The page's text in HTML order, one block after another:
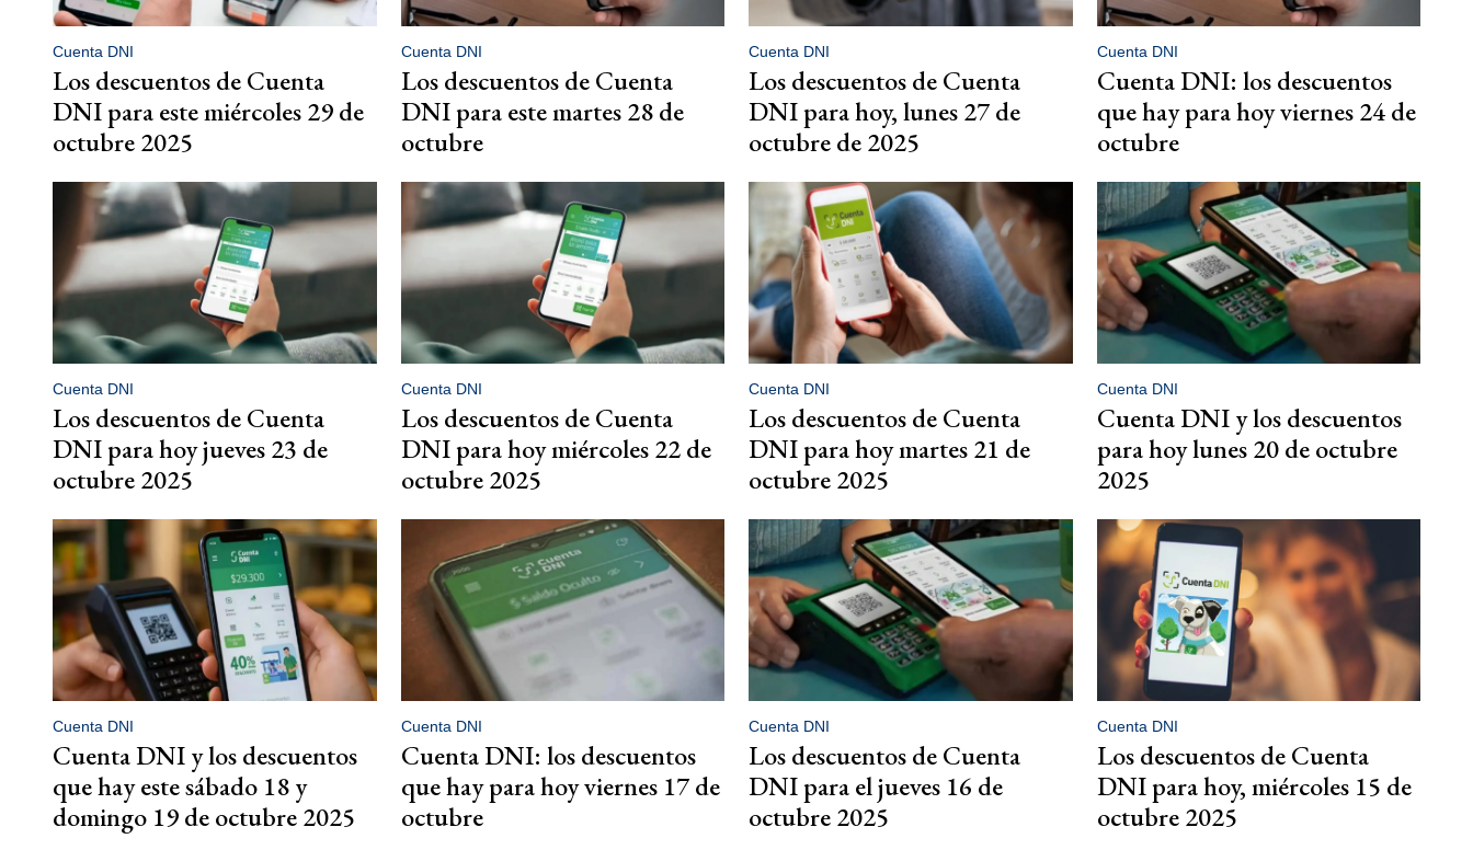
Cuenta DNI
Los descuentos de Cuenta
DNI para este miércoles 29 de
octubre 2025
Cuenta DNI
Los descuentos de Cuenta
DNI para este martes 28 de
octubre
Cuenta DNI
Los descuentos de Cuenta
DNI para hoy, lunes 27 de
octubre de 2025
Cuenta DNI
Cuenta DNI: los descuentos
que hay para hoy viernes 24 de
octubre
Cuenta DNI
Los descuentos de Cuenta
DNI para hoy jueves 23 de
octubre 2025
Cuenta DNI
Los descuentos de Cuenta
DNI para hoy miércoles 22 de
octubre 2025
Cuenta DNI
Los descuentos de Cuenta
DNI para hoy martes 21 de
octubre 2025
Cuenta DNI
Cuenta DNI y los descuentos
para hoy lunes 20 de octubre
2025
Cuenta DNI
Cuenta DNI y los descuentos
que hay este sábado 18 y
domingo 19 de octubre 2025
Cuenta DNI
Cuenta DNI: los descuentos
que hay para hoy viernes 17 de
octubre
Cuenta DNI
Los descuentos de Cuenta
DNI para el jueves 16 de
octubre 2025
Cuenta DNI
Los descuentos de Cuenta
DNI para hoy, miércoles 15 de
octubre 2025